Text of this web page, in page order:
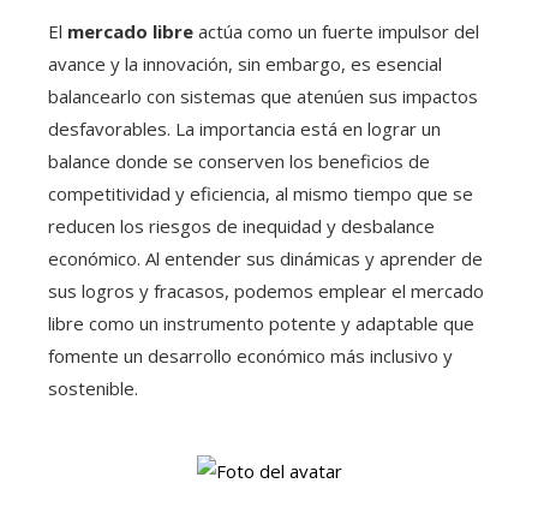
El mercado libre actúa como un fuerte impulsor del
avance y la innovación, sin embargo, es esencial
balancearlo con sistemas que atenúen sus impactos
desfavorables. La importancia está en lograr un
balance donde se conserven los beneficios de
competitividad y eficiencia, al mismo tiempo que se
reducen los riesgos de inequidad y desbalance
económico. Al entender sus dinámicas y aprender de
sus logros y fracasos, podemos emplear el mercado
libre como un instrumento potente y adaptable que
fomente un desarrollo económico más inclusivo y
sostenible.